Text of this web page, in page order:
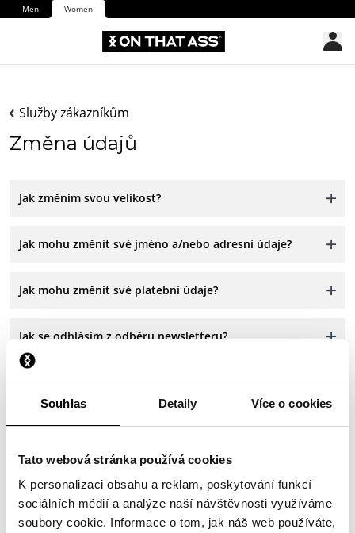
Souhlas Detaily Více o cookies
Tato webová stránka používá cookies
K personalizaci obsahu a reklam, poskytování funkcí
sociálních médií a analýze naší návštěvnosti využíváme
soubory cookie. Informace o tom, jak náš web používáte,
Men Women
Služby zákazníkům
Změna údajů
Jak změním svou velikost?
Jak mohu změnit své jméno a/nebo adresní údaje?
Jak mohu změnit své platební údaje?
Jak se odhlásím z odběru newsletteru?
Jak mohu odstranit svá data?
Prosím kontaktuj nás